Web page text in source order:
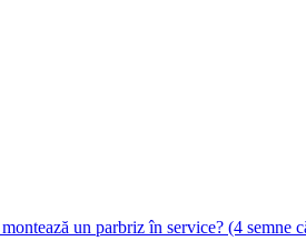
un parbriz în service? (4 semne